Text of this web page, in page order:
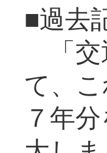
■過去
「交
て、
７年